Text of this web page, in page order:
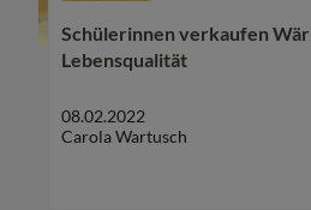
Schülerinnen verkaufen
Lebensqualität
08.02.2022
Carola Wartusch